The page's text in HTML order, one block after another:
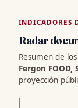
INDICADORES
Radar
Resumen de
Fergon FOOD,
proyección